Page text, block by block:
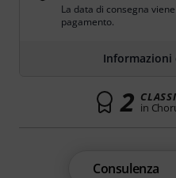
La data di consegna
pagamento.
Informazioni
2 in
Consulenza